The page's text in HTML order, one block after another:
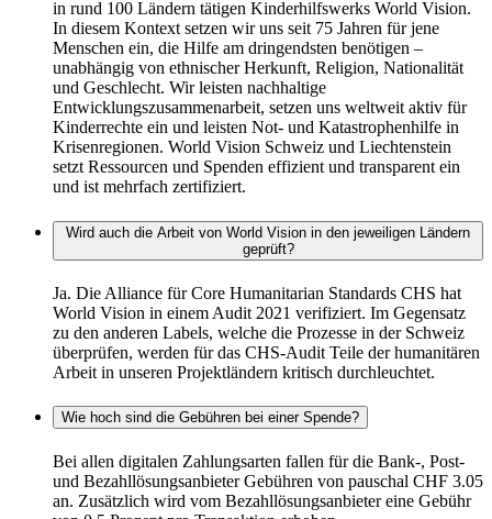
in rund 100 Ländern tätigen Kinderhilfswerks World Vision.
In diesem Kontext setzen wir uns seit 75 Jahren für jene
Menschen ein, die Hilfe am dringendsten benötigen –
unabhängig von ethnischer Herkunft, Religion, Nationalität
und Geschlecht. Wir leisten nachhaltige
Entwicklungszusammenarbeit, setzen uns weltweit aktiv für
Kinderrechte ein und leisten Not- und Katastrophenhilfe in
Krisenregionen. World Vision Schweiz und Liechtenstein
setzt Ressourcen und Spenden effizient und transparent ein
und ist mehrfach zertifiziert.
Wird auch die Arbeit von World Vision in den jeweiligen Ländern
geprüft?
Ja. Die Alliance für Core Humanitarian Standards CHS hat
World Vision in einem Audit 2021 verifiziert. Im Gegensatz
zu den anderen Labels, welche die Prozesse in der Schweiz
überprüfen, werden für das CHS-Audit Teile der humanitären
Arbeit in unseren Projektländern kritisch durchleuchtet.
Wie hoch sind die Gebühren bei einer Spende?
Bei allen digitalen Zahlungsarten fallen für die Bank-, Post-
und Bezahllösungsanbieter Gebühren von pauschal CHF 3.05
an. Zusätzlich wird vom Bezahllösungsanbieter eine Gebühr